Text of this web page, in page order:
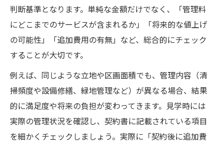
判断基準となります。単純な金額だけでなく、「管理料
にどこまでのサービスが含まれるか」「将来的な値上げ
の可能性」「追加費用の有無」など、総合的にチェック
することが大切です。
例えば、同じような立地や区画面積でも、管理内容（清
掃頻度や設備修繕、緑地管理など）が異なる場合、結果
的に満足度や将来の負担が変わってきます。見学時には
実際の管理状況を確認し、契約書に記載されている項目
を細かくチェックしましょう。実際に「契約後に追加費